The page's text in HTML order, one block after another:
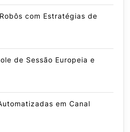
com Estratégias de
de Sessão Europeia e
em Canal